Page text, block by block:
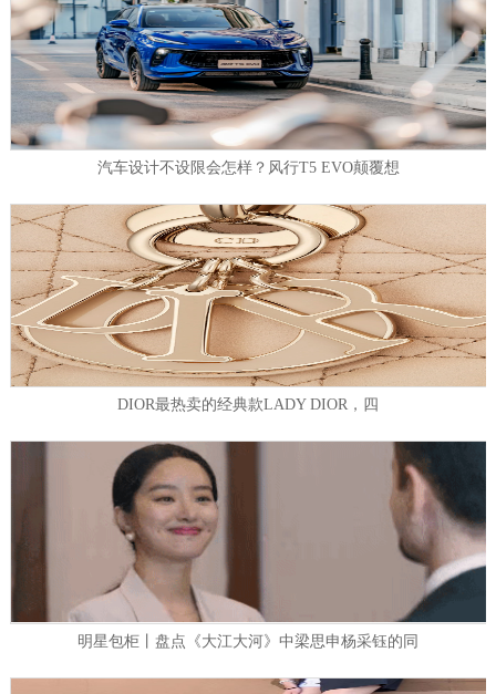
汽车设计不设限会怎样？风行T5 EVO颠覆想
DIOR最热卖的经典款LADY DIOR，四
明星包柜丨盘点《大江大河》中梁思申杨采钰的同